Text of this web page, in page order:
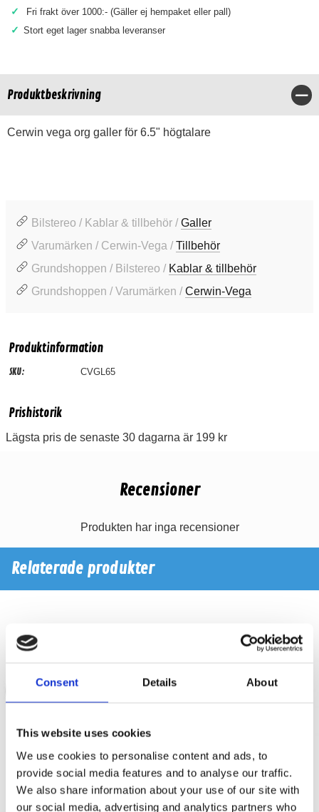
Consent Details About
This website uses cookies
We use cookies to personalise content and ads, to
provide social media features and to analyse our traffic.
We also share information about your use of our site with
our social media, advertising and analytics partners who
✓ Fri frakt över 1000:- (Gäller ej hempaket eller pall)
✓ Stort eget lager snabba leveranser
Produktbeskrivning
Cerwin vega org galler för 6.5" högtalare
Bilstereo / Kablar & tillbehör /Galler
Varumärken / Cerwin-Vega /Tillbehör
Grundshoppen / Bilstereo / Kablar & tillbehör
Grundshoppen / Varumärken /Cerwin-Vega
Produktinformation
SKU: CVGL65
Prishistorik
Lägsta pris de senaste 30 dagarna är 199 kr
Recensioner
Produkten har inga recensioner
Relaterade produkter
Cerwin Vega 6x9 galler Cerwin Vega H710GRL